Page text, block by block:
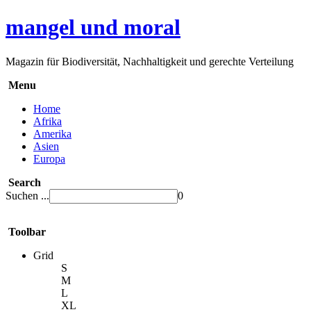
mangel und moral
Magazin für Biodiversität, Nachhaltigkeit und gerechte Verteilung
Menu
Home
Afrika
Amerika
Asien
Europa
Search
Suchen ...
0
Toolbar
Grid
S
M
L
XL